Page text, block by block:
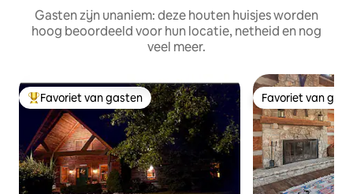
Gasten zijn unaniem: deze houten huisjes worden
hoog beoordeeld voor hun locatie, netheid en nog
veel meer.
Topfavoriet van gasten
Favoriet van gasten Favoriet van
Favoriet van